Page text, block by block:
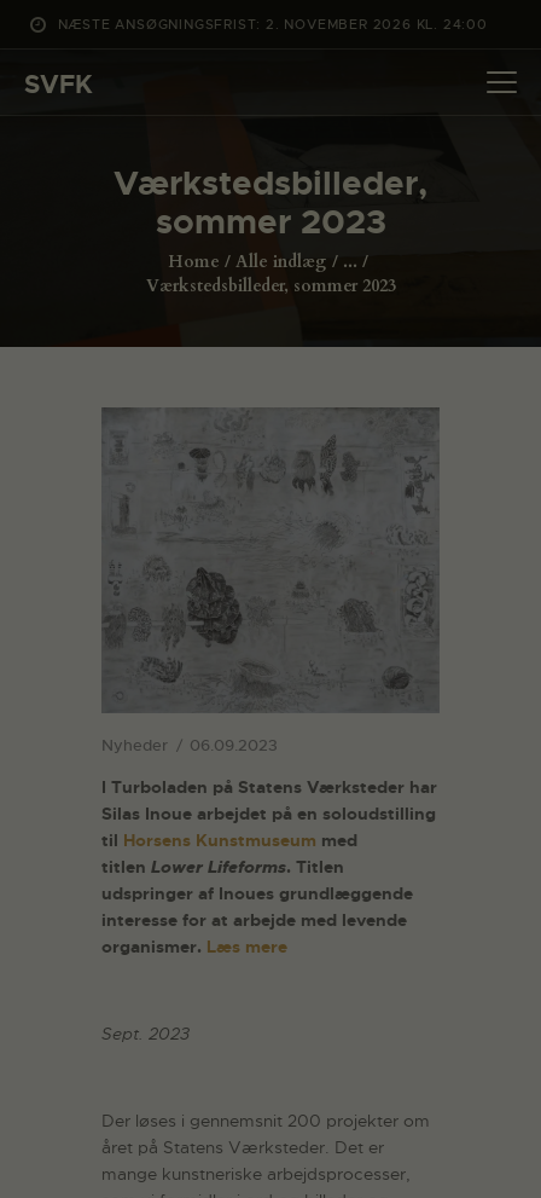
NÆSTE ANSØGNINGSFRIST: 2. NOVEMBER 2026 KL. 24:00
SVFK
Værkstedsbilleder,
sommer 2023
Home Alle indlæg
...
Værkstedsbilleder, sommer 2023
DET SKER
ANSØG
Nyheder 06.09.2023
I Turboladen på Statens Værksteder har
Silas Inoue arbejdet på en soloudstilling
til Horsens Kunstmuseum med
titlen Lower Lifeforms. Titlen
udspringer af Inoues grundlæggende
interesse for at arbejde med levende
organismer. Læs mere
Sept. 2023
Der løses i gennemsnit 200 projekter om
året på Statens Værksteder. Det er
mange kunstneriske arbejdsprocesser,